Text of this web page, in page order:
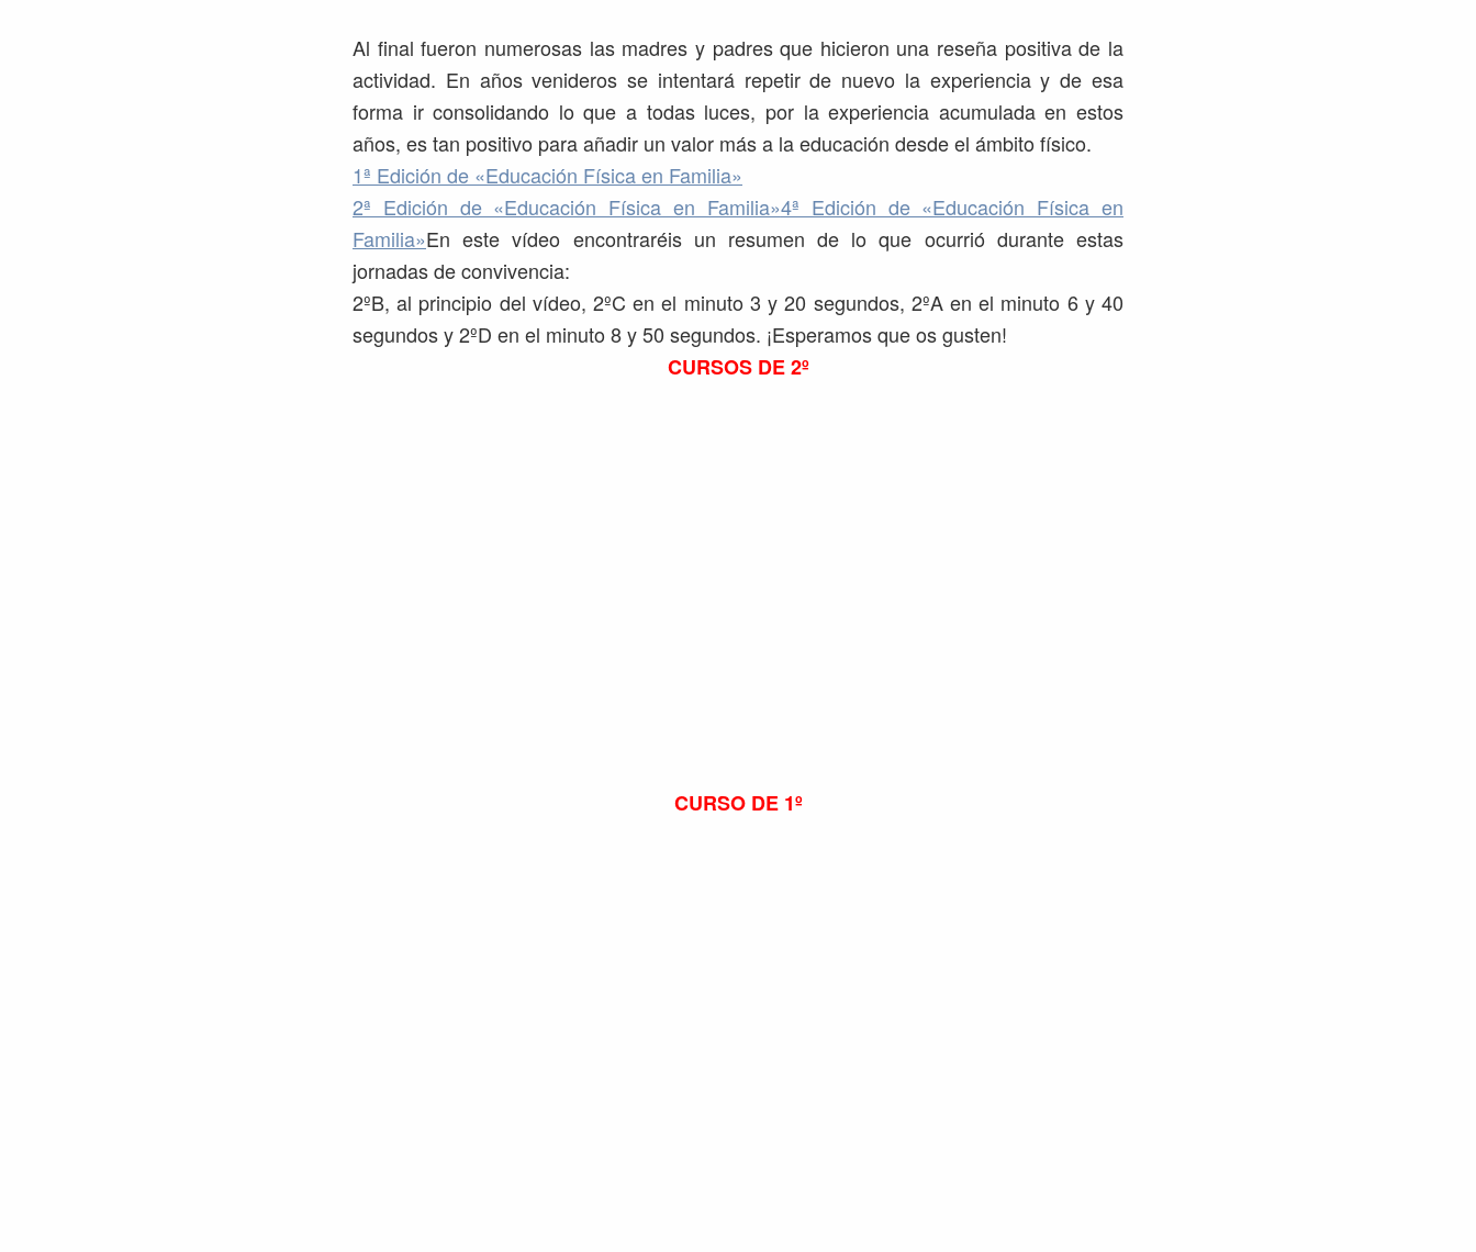
Al final fueron numerosas las madres y padres que hicieron una reseña positiva de la
actividad. En años venideros se intentará repetir de nuevo la experiencia y de esa
forma ir consolidando lo que a todas luces, por la experiencia acumulada en estos
años, es tan positivo para añadir un valor más a la educación desde el ámbito físico.
1ª Edición de «Educación Física en Familia»
2ª Edición de «Educación Física en Familia»4ª Edición de «Educación Física en
Familia»En este vídeo encontraréis un resumen de lo que ocurrió durante estas
jornadas de convivencia:
2ºB, al principio del vídeo, 2ºC en el minuto 3 y 20 segundos, 2ºA en el minuto 6 y 40
segundos y 2ºD en el minuto 8 y 50 segundos. ¡Esperamos que os gusten!
CURSOS DE 2º
CURSO DE 1º